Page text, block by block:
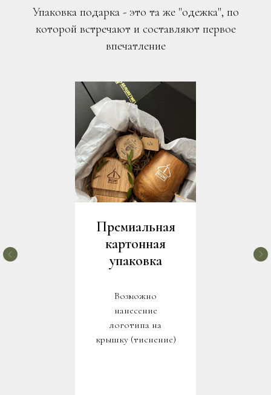
Упаковка подарка - это та же "одежка", по
которой встречают и составляют первое
впечатление
Премиальная
картонная
упаковка
Возможно
нанесение
логотипа на
крышку (тиснение)